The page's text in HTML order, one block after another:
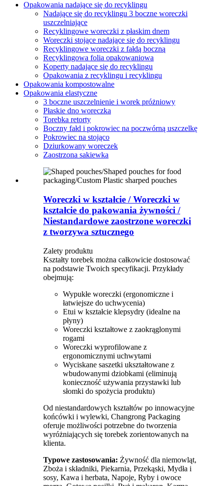
Opakowania nadające się do recyklingu
Nadające się do recyklingu 3 boczne woreczki
uszczelniające
Recyklingowe woreczki z płaskim dnem
Woreczki stojące nadające się do recyklingu
Recyklingowe woreczki z fałdą boczną
Recyklingowa folia opakowaniowa
Koperty nadające się do recyklingu
Opakowania z recyklingu i recyklingu
Opakowania kompostowalne
Opakowania elastyczne
3 boczne uszczelnienie i worek próżniowy
Płaskie dno woreczka
Torebka retorty
Boczny fałd i pokrowiec na poczwórną uszczelkę
Pokrowiec na stojąco
Dziurkowany woreczek
Zaostrzona sakiewka
Woreczki w kształcie / Woreczki w
kształcie do pakowania żywności /
Niestandardowe zaostrzone woreczki
z tworzywa sztucznego
Zalety produktu
Kształty torebek można całkowicie dostosować
na podstawie Twoich specyfikacji. Przykłady
obejmują:
Wypukłe woreczki (ergonomiczne i
łatwiejsze do uchwycenia)
Etui w kształcie klepsydry (idealne na
płyny)
Woreczki kształtowe z zaokrąglonymi
rogami
Woreczki wyprofilowane z
ergonomicznymi uchwytami
Wyciskane saszetki ukształtowane z
wbudowanymi dziobkami (eliminują
konieczność używania przystawki lub
słomki do spożycia produktu)
Od niestandardowych kształtów po innowacyjne
końcówki i wylewki, Changrong Packaging
oferuje możliwości potrzebne do tworzenia
wyróżniających się torebek zorientowanych na
klienta.
Typowe zastosowania: Żywność dla niemowląt,
Zboża i składniki, Piekarnia, Przekąski, Mydła i
sosy, Kawa i herbata, Napoje, Ryby i owoce